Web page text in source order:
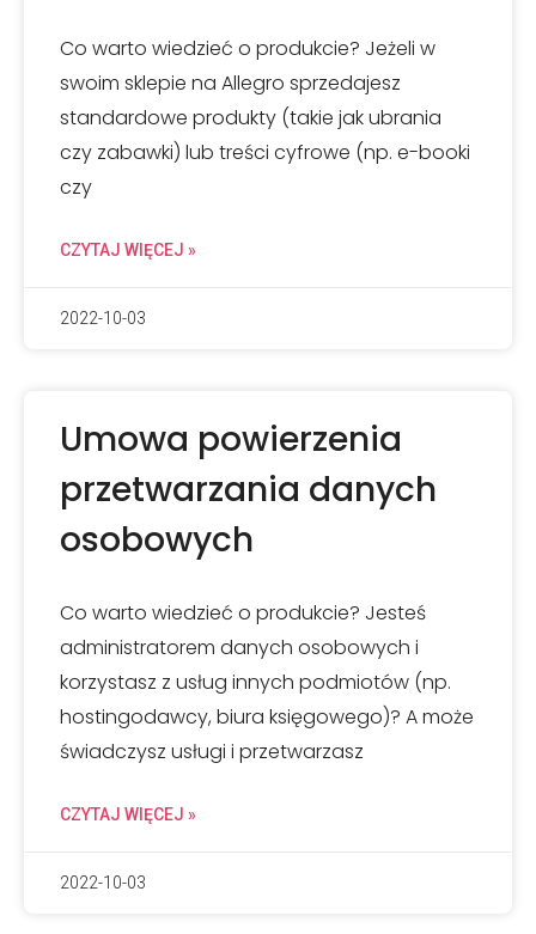
Co warto wiedzieć o produkcie? Jeżeli w
swoim sklepie na Allegro sprzedajesz
standardowe produkty (takie jak ubrania
czy zabawki) lub treści cyfrowe (np. e-booki
czy
CZYTAJ WIĘCEJ »
2022-10-03
Umowa powierzenia
przetwarzania danych
osobowych
Co warto wiedzieć o produkcie? Jesteś
administratorem danych osobowych i
korzystasz z usług innych podmiotów (np.
hostingodawcy, biura księgowego)? A może
świadczysz usługi i przetwarzasz
CZYTAJ WIĘCEJ »
2022-10-03